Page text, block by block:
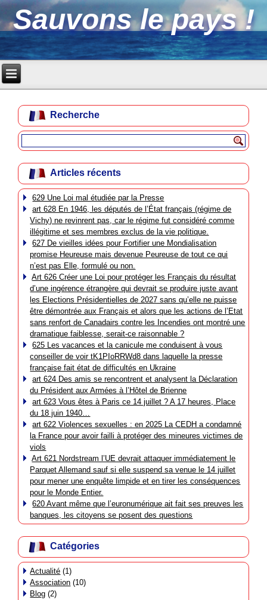
Sauvons le pays !
Recherche
Articles récents
629 Une Loi mal étudiée par la Presse
art 628 En 1946, les députés de l’État français (régime de
Vichy) ne revinrent pas, car le régime fut considéré comme
illégitime et ses membres exclus de la vie politique.
627 De vieilles idées pour Fortifier une Mondialisation
promise Heureuse mais devenue Peureuse de tout ce qui
n’est pas Elle, formulé ou non.
Art 626 Créer une Loi pour protéger les Français du résultat
d’une ingérence étrangère qui devrait se produire juste avant
les Elections Présidentielles de 2027 sans qu’elle ne puisse
être démontrée aux Français et alors que les actions de l’Etat
sans renfort de Canadairs contre les Incendies ont montré une
dramatique faiblesse, serait-ce raisonnable ?
625 Les vacances et la canicule me conduisent à vous
conseiller de voir tK1PIoRRWd8 dans laquelle la presse
française fait état de difficultés en Ukraine
art 624 Des amis se rencontrent et analysent la Déclaration
du Président aux Armées à l’Hôtel de Brienne
art 623 Vous êtes à Paris ce 14 juillet ? A 17 heures, Place
du 18 juin 1940…
art 622 Violences sexuelles : en 2025 La CEDH a condamné
la France pour avoir failli à protéger des mineures victimes de
viols
Art 621 Nordstream l’UE devrait attaquer immédiatement le
Parquet Allemand sauf si elle suspend sa venue le 14 juillet
pour mener une enquête limpide et en tirer les conséquences
pour le Monde Entier.
620 Avant même que l’euronumérique ait fait ses preuves les
banques, les citoyens se posent des questions
Catégories
Actualité (1)
Association (10)
Blog (2)